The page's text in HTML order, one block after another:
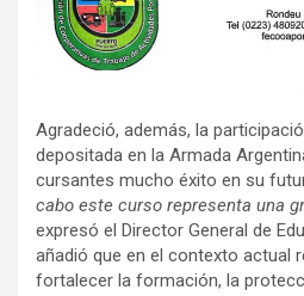
Agradeció, además, la
depositada en la Armada
cursantes mucho éxito en su
cabo este curso representa una
expresó el Director General de
añadió que en el contexto actual
fortalecer la formación, la